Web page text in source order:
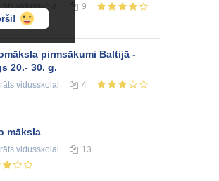
vidusskolai 9
pirmsākumi Baltijā -
20.- 30. g.
vidusskolai 4
māksla
vidusskolai 13